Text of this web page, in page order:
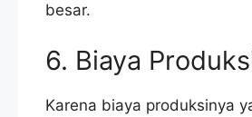
besar.
6. Biaya
Karena biaya produksinya